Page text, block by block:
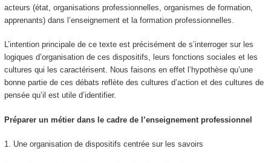
acteurs (état, organisations professionnelles, organismes de formation,
apprenants) dans l’enseignement et la formation professionnelles.
L’intention principale de ce texte est précisément de s’interroger sur les
logiques d’organisation de ces dispositifs, leurs fonctions sociales et les
cultures qui les caractérisent. Nous faisons en effet l’hypothèse qu’une
bonne partie de ces débats reflète des cultures d’action et des cultures de
pensée qu’il est utile d’identifier.
Préparer un métier dans le cadre de l’enseignement professionnel
1. Une organisation de dispositifs centrée sur les savoirs